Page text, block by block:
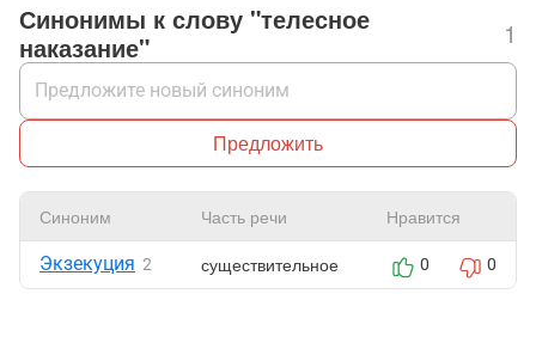
Синонимы к слову "телесное
наказание"
1
Предложить
Синоним Часть речи Нравится
Экзекуция 2 существительное 0 0